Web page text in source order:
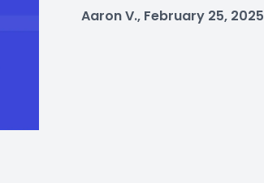
Aaron V., February 25, 2025